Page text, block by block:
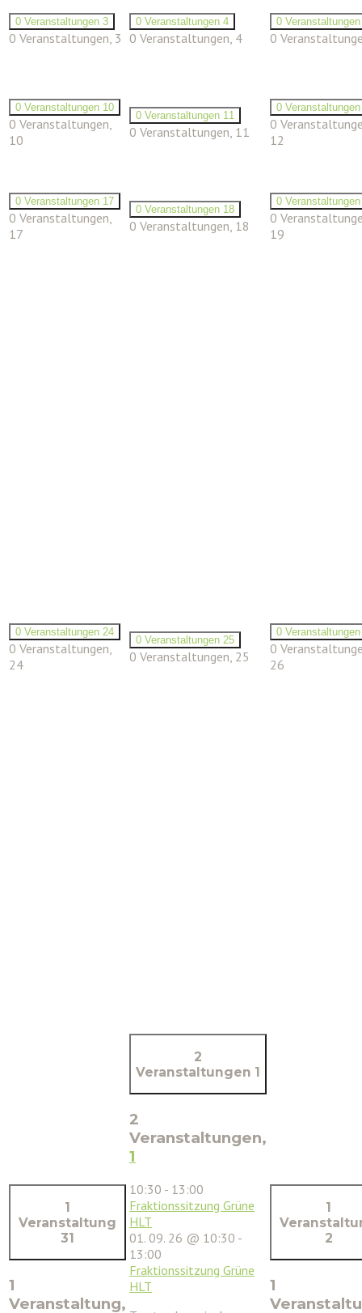
0 Veranstaltungen 3
0 Veranstaltungen, 3
0 Veranstaltungen 4
0 Veranstaltungen, 4
0
0
0 Veranstaltungen 10
0 Veranstaltungen,
10
0 Veranstaltungen 11
0 Veranstaltungen, 11
0
0
12
0 Veranstaltungen 17
0 Veranstaltungen,
17
0 Veranstaltungen 18
0 Veranstaltungen, 18
0
0
19
0 Veranstaltungen 24
0 Veranstaltungen,
24
0 Veranstaltungen 25
0 Veranstaltungen, 25
0
0
26
1
Veranstaltung
31
1
Veranstaltung,
2
Veranstaltungen 1
2
Veranstaltungen,
1
10:30 - 13:00
Fraktionssitzung Grüne
HLT
01. 09. 26 @ 10:30 -
13:00
Fraktionssitzung Grüne
HLT
1
2
1